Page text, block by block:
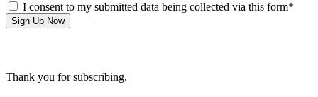
I consent to my submitted data being collected via this form*
Thank you for subscribing.